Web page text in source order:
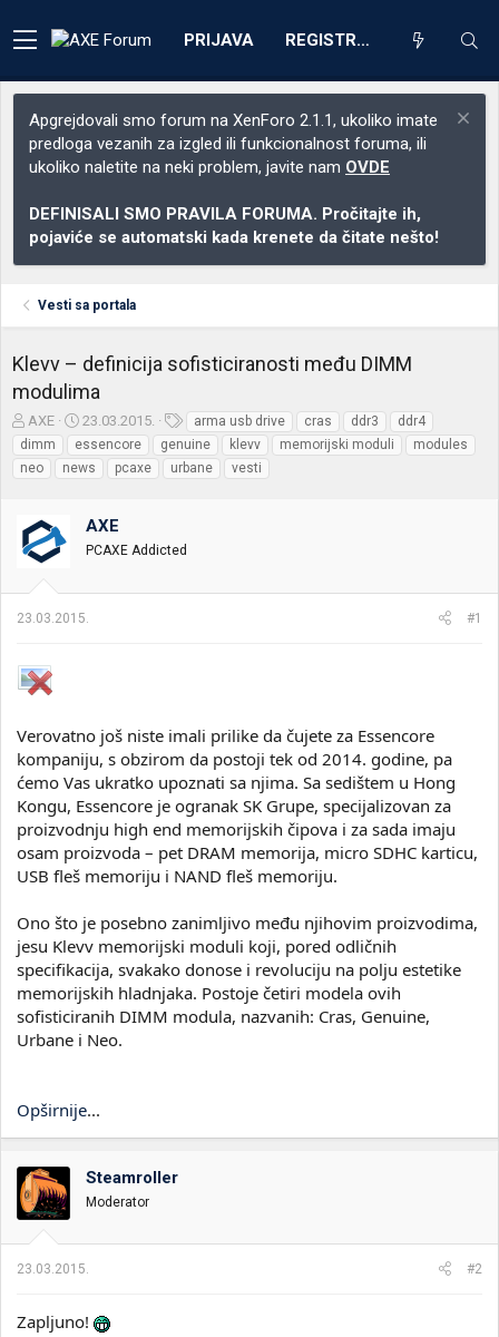
PRIJAVA REGISTRACIJA
Apgrejdovali smo forum na XenForo 2.1.1, ukoliko imate
predloga vezanih za izgled ili funkcionalnost foruma, ili
ukoliko naletite na neki problem, javite nam OVDE
DEFINISALI SMO PRAVILA FORUMA. Pročitajte ih,
pojaviće se automatski kada krenete da čitate nešto!
Vesti sa portala
Klevv – definicija sofisticiranosti među DIMM
modulima
Z
a
č
e
n
i
k
m
AXE
D
a
t
u
p
k
t
23.03.2015.
z
n
a
arma usb drive cras ddr3
ddr4
dimm
essencore genuine klevv memorijski moduli
modules
neo
news pcaxe urbane vesti
AXE
PCAXE Addicted
23.03.2015. #1
Verovatno još niste imali prilike da čujete za Essencore
kompaniju, s obzirom da postoji tek od 2014. godine, pa
ćemo Vas ukratko upoznati sa njima. Sa sedištem u Hong
Kongu, Essencore je ogranak SK Grupe, specijalizovan za
proizvodnju high end memorijskih čipova i za sada imaju
osam proizvoda – pet DRAM memorija, micro SDHC karticu,
USB fleš memoriju i NAND fleš memoriju.
Ono što je posebno zanimljivo među njihovim proizvodima,
jesu Klevv memorijski moduli koji, pored odličnih
specifikacija, svakako donose i revoluciju na polju estetike
memorijskih hladnjaka. Postoje četiri modela ovih
sofisticiranih DIMM modula, nazvanih: Cras, Genuine,
Urbane i Neo.
Opširnije...
Steamroller
Moderator
23.03.2015. #2
Zapljuno!